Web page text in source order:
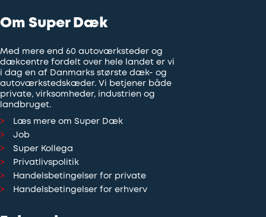
Om Super Dæk
Med mere end 60 autoværksteder og
dækcentre fordelt over hele landet er vi
i dag en af Danmarks største dæk- og
autoværkstedskæder. Vi betjener både
private, virksomheder, industrien og
landbruget.
Læs mere om Super Dæk
Job
Super Kollega
Privatlivspolitik
Handelsbetingelser for private
Handelsbetingelser for erhverv